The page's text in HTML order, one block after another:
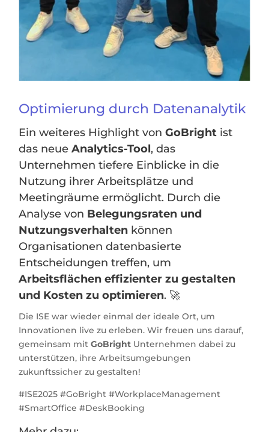
Optimierung durch Datenanalytik
Ein weiteres Highlight vonGoBright ist
das neueAnalytics-Tool, das
Unternehmen tiefere Einblicke in die
Nutzung ihrer Arbeitsplätze und
Meetingräume ermöglicht. Durch die
Analyse von Belegungsraten und
Nutzungsverhalten können
Organisationen datenbasierte
Entscheidungen treffen, um
Arbeitsflächen effizienter zu gestalten
und Kosten zu optimieren. 🚀
Die ISE war wieder einmal der ideale Ort, um
Innovationen live zu erleben. Wir freuen uns darauf,
gemeinsam mitGoBright Unternehmen dabei zu
unterstützen, ihre Arbeitsumgebungen
zukunftssicher zu gestalten!
#ISE2025 #GoBright #WorkplaceManagement
#SmartOffice #DeskBooking